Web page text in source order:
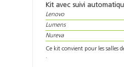
Kit avec suivi
Lenovo
Lumens
Nureva
Ce kit convient pour les salles
.